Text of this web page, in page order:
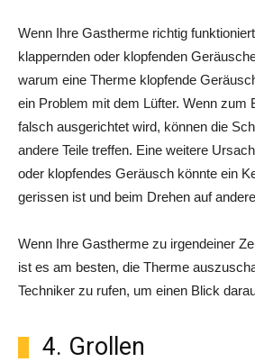
Wenn Ihre Gastherme richtig
klappernden oder klopfenden
warum eine Therme klopfende
ein Problem mit dem Lüfter. Wenn zum
falsch ausgerichtet wird, können die
andere Teile treffen. Eine weitere
oder klopfendes Geräusch könnte ein
gerissen ist und beim Drehen auf
Wenn Ihre Gastherme zu irgendeiner
ist es am besten, die Therme
Techniker zu rufen, um einen Blick
4. Grollen